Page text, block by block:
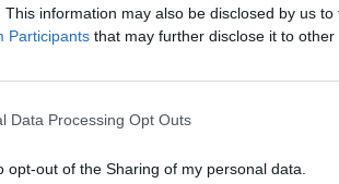
This information may also be disclosed by us
Participants that may further disclose it to other
Data Processing Opt Outs
opt-out of the Sharing of my personal data.